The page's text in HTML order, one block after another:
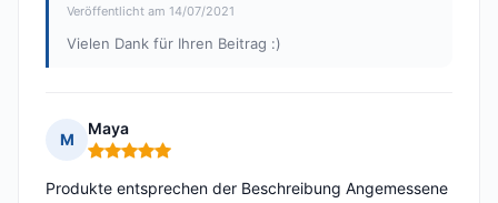
Veröffentlicht am 14/07/2021
Vielen Dank für Ihren Beitrag :)
M
Maya
Hinweis: 5 von 5
Produkte entsprechen der Beschreibung Angemessene